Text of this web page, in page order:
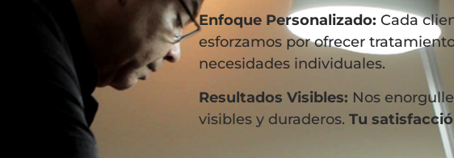
Enfoque Personalizado: Cada
esforzamos por ofrecer
necesidades individuales.
Resultados Visibles: Nos
visibles y duraderos. Tu